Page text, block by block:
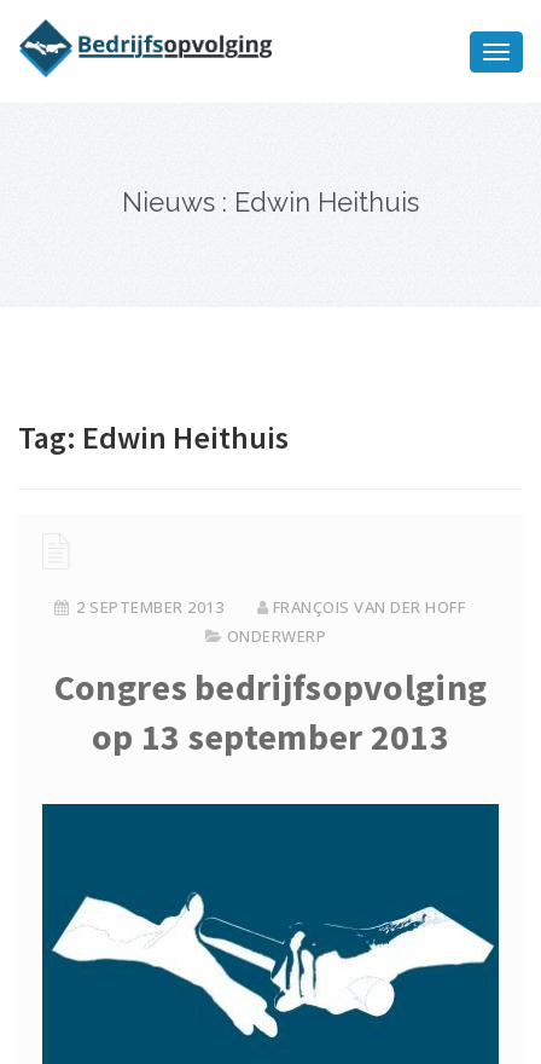
Nieuws : Edwin Heithuis
Tag: Edwin Heithuis
2 SEPTEMBER 2013
FRANÇOIS VAN DER HOFF
ONDERWERP
Congres bedrijfsopvolging
op 13 september 2013
bedrijfsopvolging voor fiscaal
juridisch advies
Ik wil meer informatie